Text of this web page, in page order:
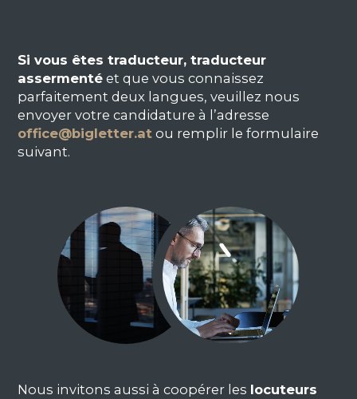
Si vous êtes traducteur, traducteur
assermenté et que vous connaissez
parfaitement deux langues, veuillez nous
envoyer votre candidature à l’adresse
office@bigletter.at ou remplir le formulaire
suivant.
Nous invitons aussi à coopérer les locuteurs